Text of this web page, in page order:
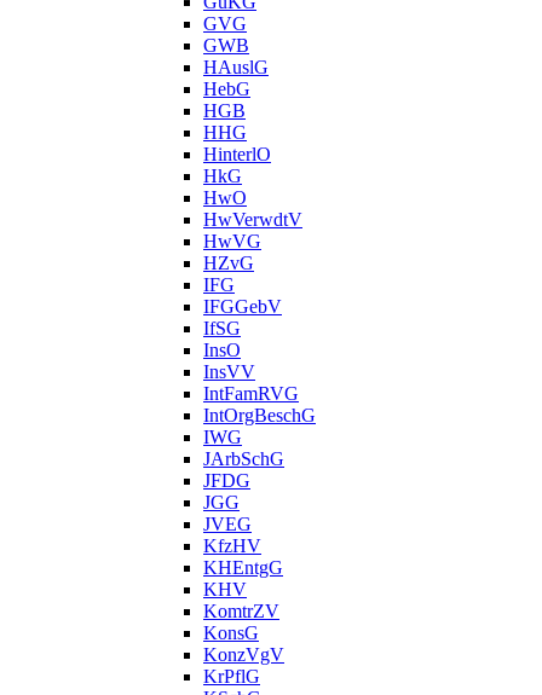
GVG
GWB
HAuslG
HebG
HGB
HHG
HinterlO
HkG
HwO
HwVerwdtV
HwVG
HZvG
IFG
IFGGebV
IfSG
InsO
InsVV
IntFamRVG
IntOrgBeschG
IWG
JArbSchG
JFDG
JGG
JVEG
KfzHV
KHEntgG
KHV
KomtrZV
KonsG
KonzVgV
KrPflG